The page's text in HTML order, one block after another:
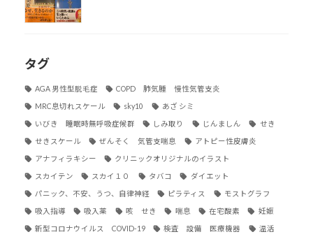
タグ
AGA 男性型脱毛症 COPD 肺気腫 慢性気管支炎
MRC息切れスケール sky10 あざ シミ
いびき 睡眠時無呼吸症候群 しみ取り じんましん せき
せきスケール ぜんそく 気管支喘息 アトピー性皮膚炎
アナフィラキシー クリニックオリジナルのイラスト
スカイテン スカイ１０ タバコ ダイエット
パニック、不安、うつ、自律神経 ピラティス モストグラフ
吸入指導 吸入薬 咳 せき 喘息 在宅酸素 妊娠
新型コロナウイルス COVID-19 検査 設備 医療機器 温活